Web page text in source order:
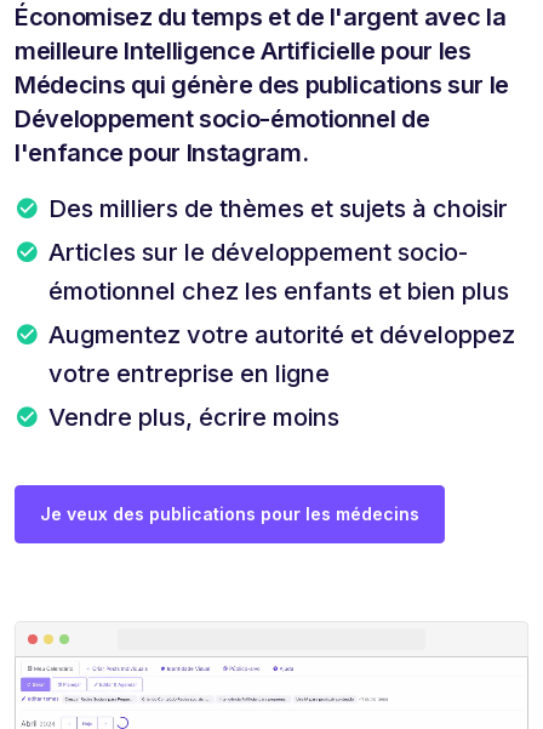
Économisez du temps et de l'argent avec la
meilleure Intelligence Artificielle pour les
Médecins qui génère des publications sur le
Développement socio-émotionnel de
l'enfance pour Instagram.
Des milliers de thèmes et sujets à choisir
Articles sur le développement socio-
émotionnel chez les enfants et bien plus
Augmentez votre autorité et développez
votre entreprise en ligne
Vendre plus, écrire moins
Je veux des publications pour les médecins